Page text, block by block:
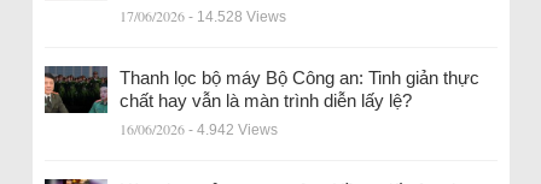
17/06/2026 - 14.528 Views
Thanh lọc bộ máy Bộ Công an: Tinh giản thực
chất hay vẫn là màn trình diễn lấy lệ?
16/06/2026 - 4.942 Views